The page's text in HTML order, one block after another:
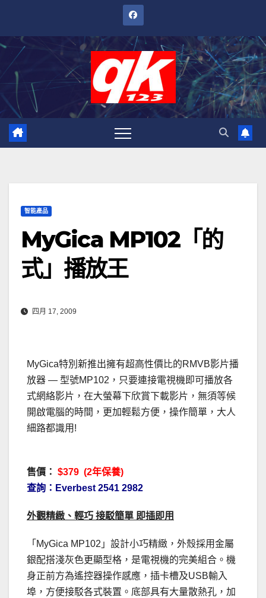
內
智能產品
MyGica MP102「的
式」播放王
四月 17, 2009
MyGica特別新推出擁有超高性價比的RMVB影片播
放器 — 型號MP102，只要連接電視機即可播放各
式網絡影片，在大螢幕下欣賞下載影片，無須等候
開啟電腦的時間，更加輕鬆方便，操作簡單，大人
細路都識用!
售價： $379 (2年保養)
查詢：Everbest 2541 2982
外觀精緻、輕巧 接駁簡單 即插即用
「MyGica MP102」設計小巧精緻，外殼採用金屬
銀配搭淺灰色更顯型格，是電視機的完美組合。機
身正前方為遙控器操作感應，插卡槽及USB輸入
埠，方便接駁各式裝置。底部具有大量散熱孔，加